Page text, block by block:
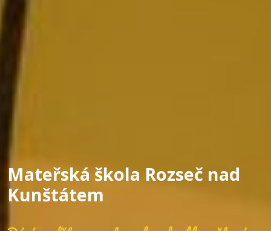
Mateřská škola Rozseč nad
Kunštátem